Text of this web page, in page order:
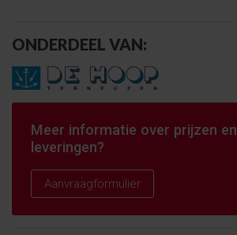
Meer informatie over prijzen en
leveringen?
Aanvraagformulier
ONDERDEEL VAN: